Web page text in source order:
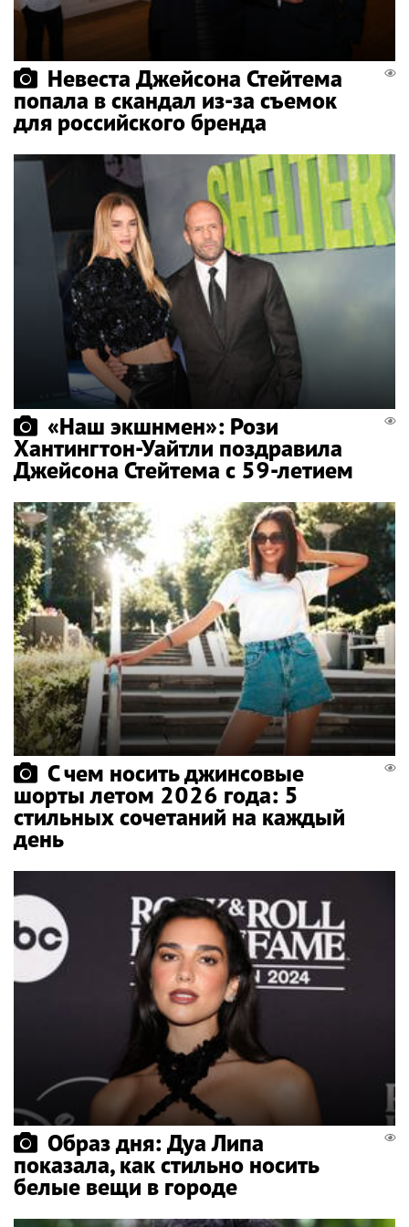
Невеста Джейсона Стейтема
попала в скандал из-за съемок
для российского бренда
«Наш экшнмен»: Рози
Хантингтон-Уайтли поздравила
Джейсона Стейтема с 59-летием
С чем носить джинсовые
шорты летом 2026 года: 5
стильных сочетаний на каждый
день
Образ дня: Дуа Липа
показала, как стильно носить
белые вещи в городе